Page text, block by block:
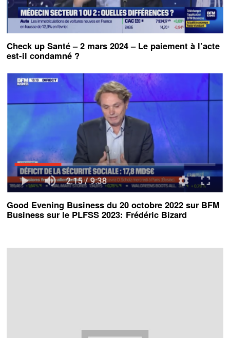
Check up Santé – 2 mars 2024 – Le paiement à l’acte
est-il condamné ?
Good Evening Business du 20 octobre 2022 sur BFM
Business sur le PLFSS 2023: Frédéric Bizard